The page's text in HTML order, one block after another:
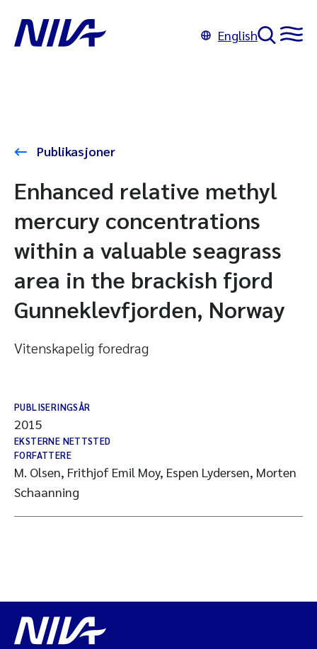
English
Publikasjoner
Enhanced relative methyl
mercury concentrations
within a valuable seagrass
area in the brackish fjord
Gunneklevfjorden, Norway
Vitenskapelig foredrag
PUBLISERINGSÅR
2015
EKSTERNE NETTSTED
FORFATTERE
M. Olsen, Frithjof Emil Moy, Espen Lydersen, Morten
Schaanning